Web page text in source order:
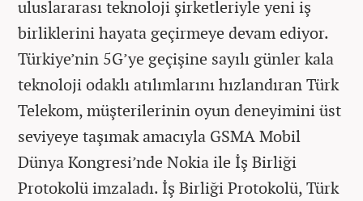
uluslararası teknoloji şirketleriyle yeni iş
birliklerini hayata geçirmeye devam ediyor.
Türkiye’nin 5G’ye geçişine sayılı günler kala
teknoloji odaklı atılımlarını hızlandıran Türk
Telekom, müşterilerinin oyun deneyimini üst
seviyeye taşımak amacıyla GSMA Mobil
Dünya Kongresi’nde Nokia ile İş Birliği
Protokolü imzaladı. İş Birliği Protokolü, Türk